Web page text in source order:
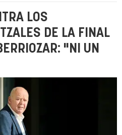
LOS
DE LA FINAL
"NI UN